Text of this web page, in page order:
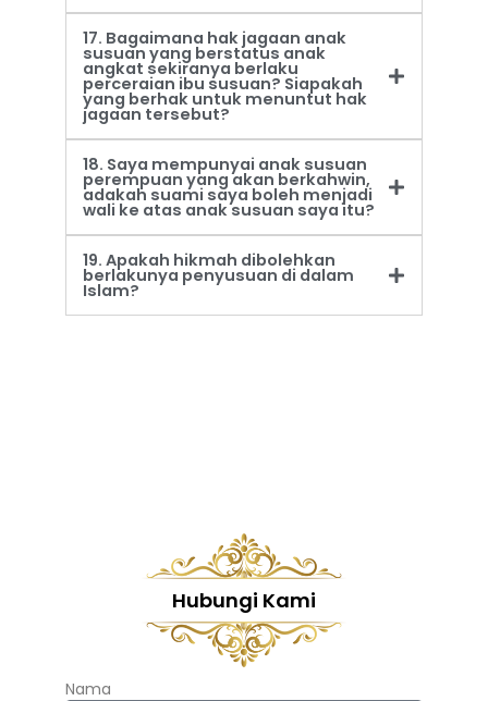
17. Bagaimana hak jagaan anak
susuan yang berstatus anak
angkat sekiranya berlaku
perceraian ibu susuan? Siapakah
yang berhak untuk menuntut hak
jagaan tersebut?
18. Saya mempunyai anak susuan
perempuan yang akan berkahwin,
adakah suami saya boleh menjadi
wali ke atas anak susuan saya itu?
19. Apakah hikmah dibolehkan
berlakunya penyusuan di dalam
Islam?
Hubungi Kami
Nama